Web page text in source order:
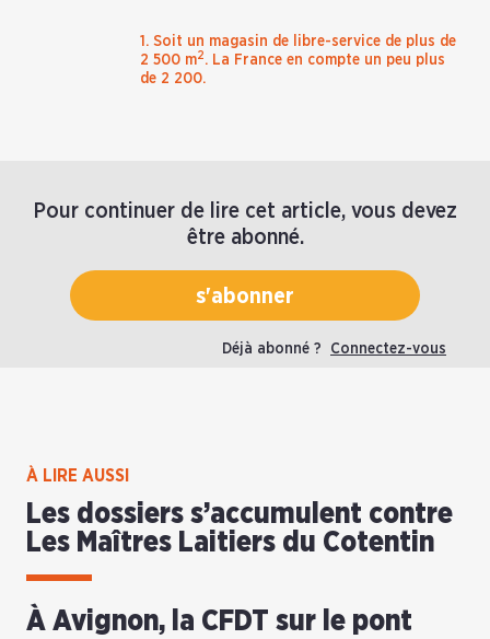
1. Soit un magasin de libre-service de plus de
2 500 m2 . La France en compte un peu plus
de 2 200.
Pour continuer de lire cet article, vous devez
être abonné.
s'abonner
Déjà abonné ? Connectez-vous
À LIRE AUSSI
Les dossiers s’accumulent contre
Les Maîtres Laitiers du Cotentin
À Avignon, la CFDT sur le pont